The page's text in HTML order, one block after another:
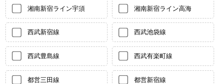
湘南新宿ライン宇須 湘南新宿ライン高海
西武新宿線 西武池袋線
西武豊島線 西武有楽町線
都営三田線 都営新宿線